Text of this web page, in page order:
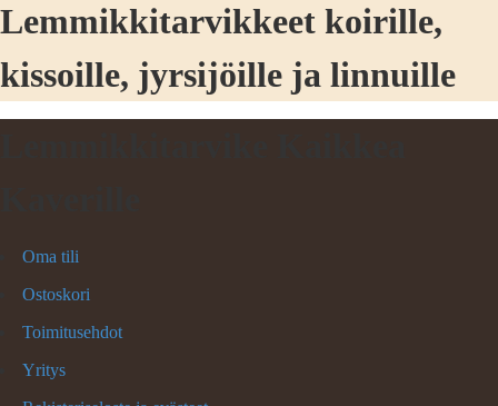
Lemmikkitarvikkeet koirille,
kissoille, jyrsijöille ja linnuille
Oma tili
Ostoskori
Toimitusehdot
Yritys